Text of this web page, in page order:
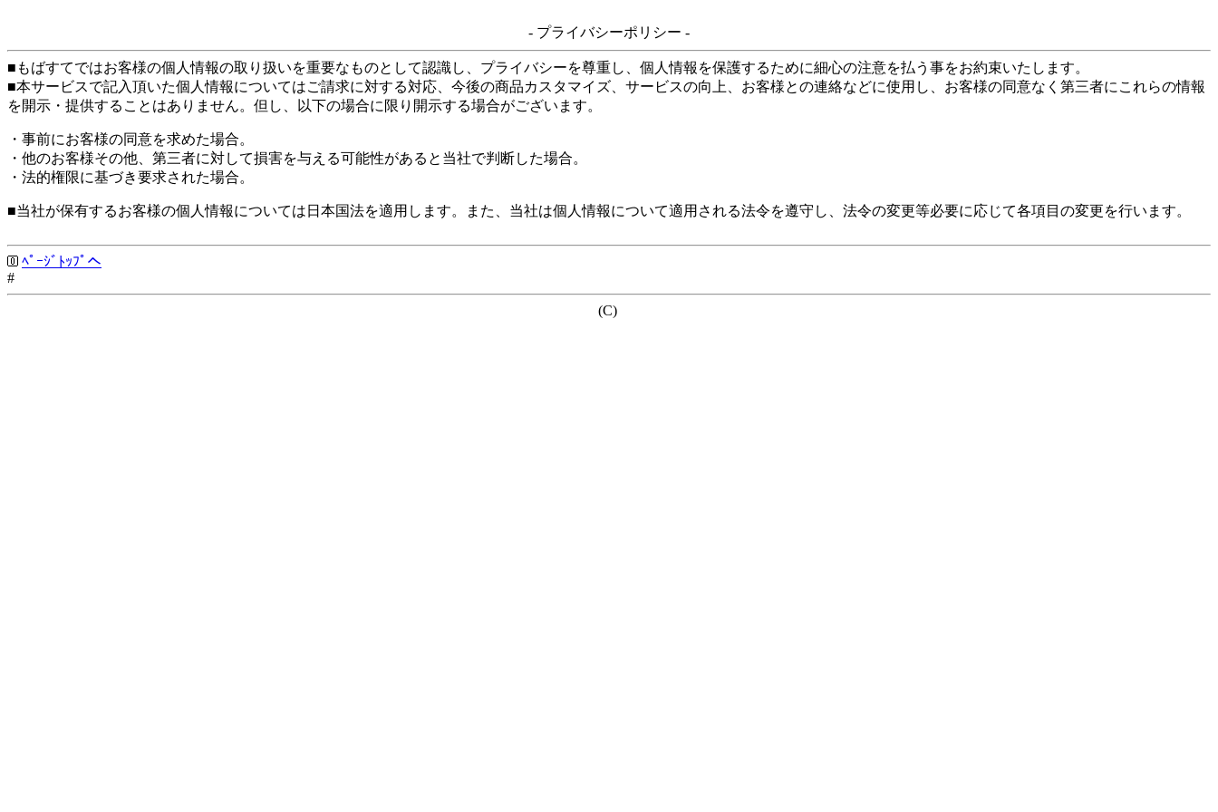
- プライバシーポリシー -
■もばすてではお客様の個人情報の取り扱いを重要なものとして認識し、プライバシーを尊重し、個人情報を保護するために細心の注意を払う事をお約束いたします。
■本サービスで記入頂いた個人情報についてはご請求に対する対応、今後の商品カスタマイズ、サービスの向上、お客様との連絡などに使用し、お客様の同意なく第三者にこれらの情報
を開示・提供することはありません。但し、以下の場合に限り開示する場合がございます。
・事前にお客様の同意を求めた場合。
・他のお客様その他、第三者に対して損害を与える可能性があると当社で判断した場合。
・法的権限に基づき要求された場合。
■当社が保有するお客様の個人情報については日本国法を適用します。また、当社は個人情報について適用される法令を遵守し、法令の変更等必要に応じて各項目の変更を行います。
ﾍﾟｰｼﾞﾄｯﾌﾟへ
#
(C)